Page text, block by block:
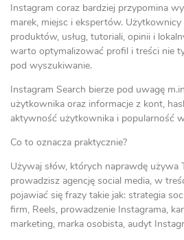
Instagram coraz bardziej przypomina
marek, miejsc i ekspertów.
produktów, usług, tutoriali, opinii i
warto optymalizować profil i treści nie
pod wyszukiwanie.
Instagram Search bierze pod uwagę
użytkownika oraz informacje z kont,
aktywność użytkownika i popularność
Co to oznacza praktycznie?
Używaj słów, których naprawdę używa
prowadzisz agencję social media, w
pojawiać się frazy takie jak: strategia
firm, Reels, prowadzenie Instagrama,
marketing, marka osobista, audyt